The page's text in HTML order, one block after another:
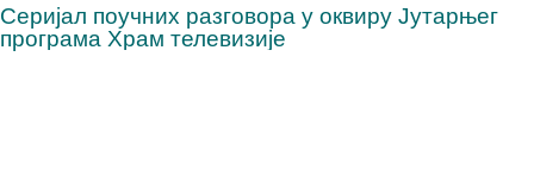
Серијал поучних разговора у оквиру Јутарњег
програма Храм телевизије